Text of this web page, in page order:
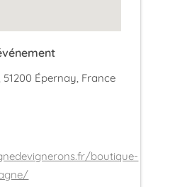
Épernay, France
boutique-